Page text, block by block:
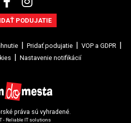
PODUJATIE
Pridať podujatie
VOP a GDPR
Nastavenie notifikácií
práva sú vyhradené.
- Reliable IT solutions